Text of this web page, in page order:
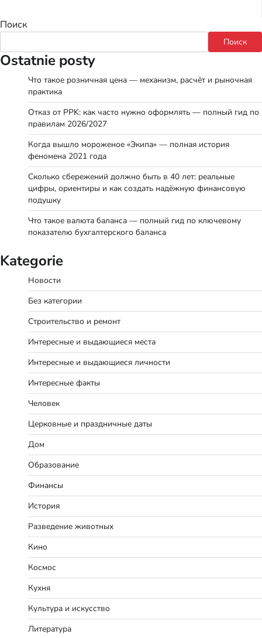
Поиск
Поиск
Ostatnie posty
Что такое розничная цена — механизм, расчёт и рыночная
практика
Отказ от PPK: как часто нужно оформлять — полный гид по
правилам 2026/2027
Когда вышло мороженое «Экипа» — полная история
феномена 2021 года
Сколько сбережений должно быть в 40 лет: реальные
цифры, ориентиры и как создать надёжную финансовую
подушку
Что такое валюта баланса — полный гид по ключевому
показателю бухгалтерского баланса
Kategorie
Новости
Без категории
Строительство и ремонт
Интересные и выдающиеся места
Интересные и выдающиеся личности
Интересные факты
Человек
Церковные и праздничные даты
Дом
Образование
Финансы
История
Разведение животных
Кино
Космос
Кухня
Культура и искусство
Литература